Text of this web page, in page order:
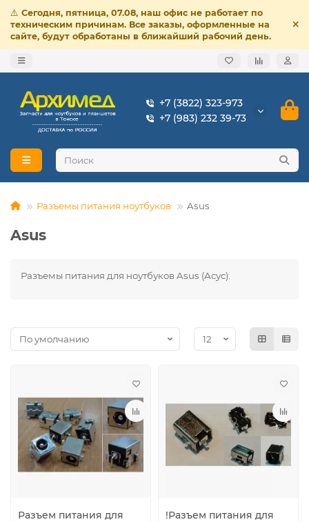
⚠️ Сегодня, пятница, 07.08, наш офис не работает по
техническим причинам. Все заказы, оформленные на
сайте, будут обработаны в ближайший рабочий день.
+7 (3822) 323-973
+7 (983) 232 39-73
Разъемы питания ноутбуков Asus
Asus
Разъемы питания для ноутбуков Asus (Асус).
Разъем питания для
!Разъем питания для